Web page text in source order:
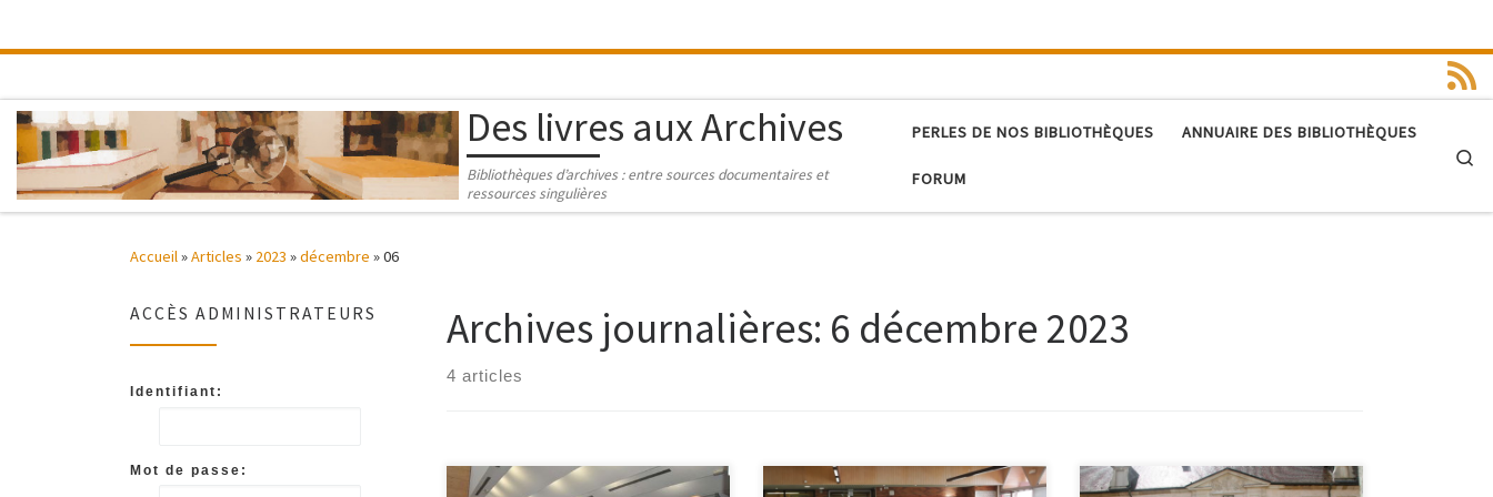
Des livres aux Archives
Bibliothèques d’archives : entre sources documentaires et
ressources singulières
PERLES DE NOS BIBLIOTHÈQUES ANNUAIRE DES BIBLIOTHÈQUES
FORUM
Accueil»Articles » 2023 »décembre »06
Archives journalières: 6 décembre 2023
4 articles
ACCÈS ADMINISTRATEURS
Identifiant:
Mot de passe: